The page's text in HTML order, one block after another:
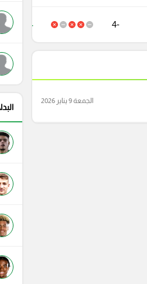
-4
44
الجمعة 9 يناير 2026